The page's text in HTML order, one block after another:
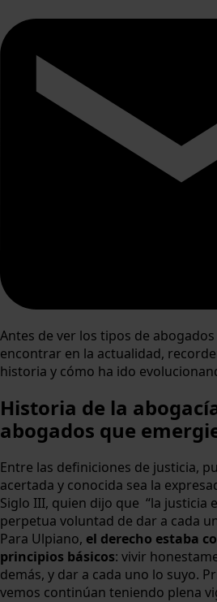
Antes de ver los tipos de
encontrar en la actualidad,
historia y cómo ha ido
Historia de la
abogados que
Entre las definiciones de justicia,
acertada y conocida sea la
Siglo III, quien dijo que “la justicia
perpetua voluntad de dar a cada
Para Ulpiano, el derecho estaba
principios básicos: vivir
demás, y dar a cada uno lo suyo.
vemos continúan teniendo plena